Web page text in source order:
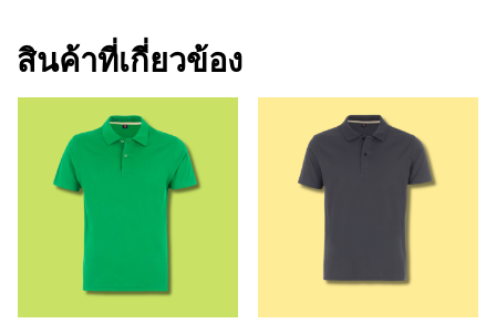
สินค้าที่เกี่ยวข้อง